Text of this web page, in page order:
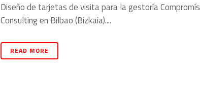
Diseño de tarjetas de visita para la gestoría Compromís
Consulting en Bilbao (Bizkaia)....
READ MORE